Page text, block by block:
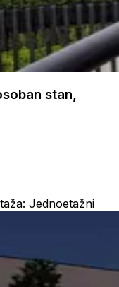
stan,
Jednoetažni